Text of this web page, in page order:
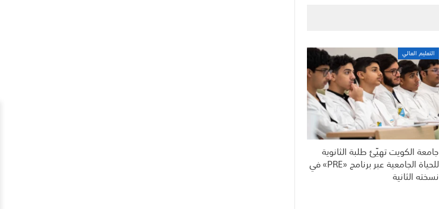
التعليم العالي
جامعة الكويت تهيّئ طلبة الثانوية
للحياة الجامعية عبر برنامج «PRE» في
نسخته الثانية